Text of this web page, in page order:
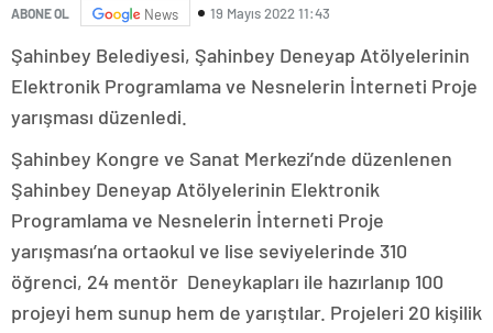
ABONE OL News 19 Mayıs 2022 11:43
Şahinbey Belediyesi, Şahinbey Deneyap Atölyelerinin
Elektronik Programlama ve Nesnelerin İnterneti Proje
yarışması düzenledi.
Şahinbey Kongre ve Sanat Merkezi’nde düzenlenen
Şahinbey Deneyap Atölyelerinin Elektronik
Programlama ve Nesnelerin İnterneti Proje
yarışması’na ortaokul ve lise seviyelerinde 310
öğrenci, 24 mentör Deneykapları ile hazırlanıp 100
projeyi hem sunup hem de yarıştılar. Projeleri 20 kişilik